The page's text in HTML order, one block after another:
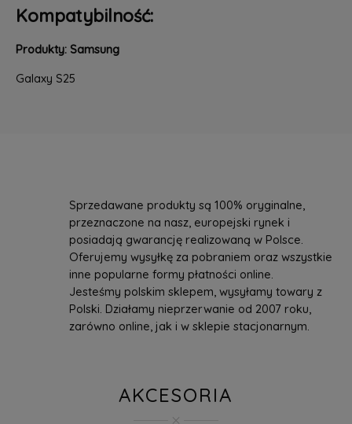
Kompatybilność:
Produkty: Samsung
Galaxy S25
Sprzedawane produkty są 100% oryginalne,
przeznaczone na nasz, europejski rynek i
posiadają gwarancję realizowaną w Polsce.
Oferujemy wysyłkę za pobraniem oraz wszystkie
inne popularne formy płatności online.
Jesteśmy polskim sklepem, wysyłamy towary z
Polski. Działamy nieprzerwanie od 2007 roku,
zarówno online, jak i w sklepie stacjonarnym.
AKCESORIA